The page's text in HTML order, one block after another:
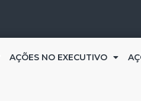
AÇÕES NO EXECUTIVO